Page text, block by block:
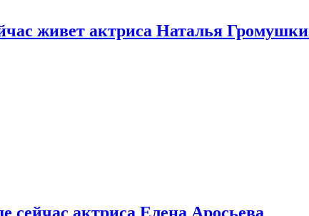
живет актриса Наталья
сейчас актриса Елена Аросьева